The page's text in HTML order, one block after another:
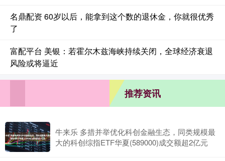
名鼎配资 60岁以后，能拿到这个数的退休金，你就很优秀
了
富配平台 美银：若霍尔木兹海峡持续关闭，全球经济衰退
风险或将逼近
推荐资讯
牛来乐 多措并举优化科创金融生态，同类规模最
大的科创综指ETF华夏(589000)成交额超2亿元